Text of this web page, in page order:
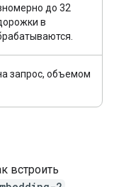
до 32
в
запрос, объемом
встроить